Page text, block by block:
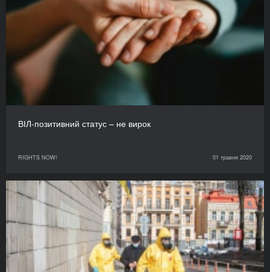
ВІЛ-позитивний статус – не вирок
RIGHTS NOW! 01 травня 2020